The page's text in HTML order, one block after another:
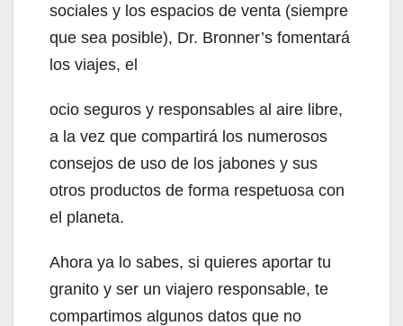
sociales y los espacios de venta (siempre
que sea posible), Dr. Bronner’s fomentará
los viajes, el
ocio seguros y responsables al aire libre,
a la vez que compartirá los numerosos
consejos de uso de los jabones y sus
otros productos de forma respetuosa con
el planeta.
Ahora ya lo sabes, si quieres aportar tu
granito y ser un viajero responsable, te
compartimos algunos datos que no